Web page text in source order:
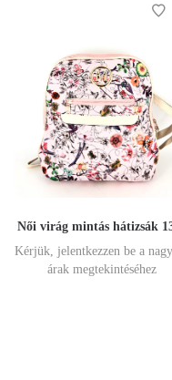
Női virág mintás hátizsák
Kérjük, jelentkezzen be a
árak megtekintéséhez